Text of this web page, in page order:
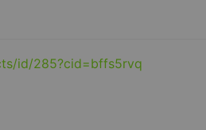
id/285?cid=bffs5rvq